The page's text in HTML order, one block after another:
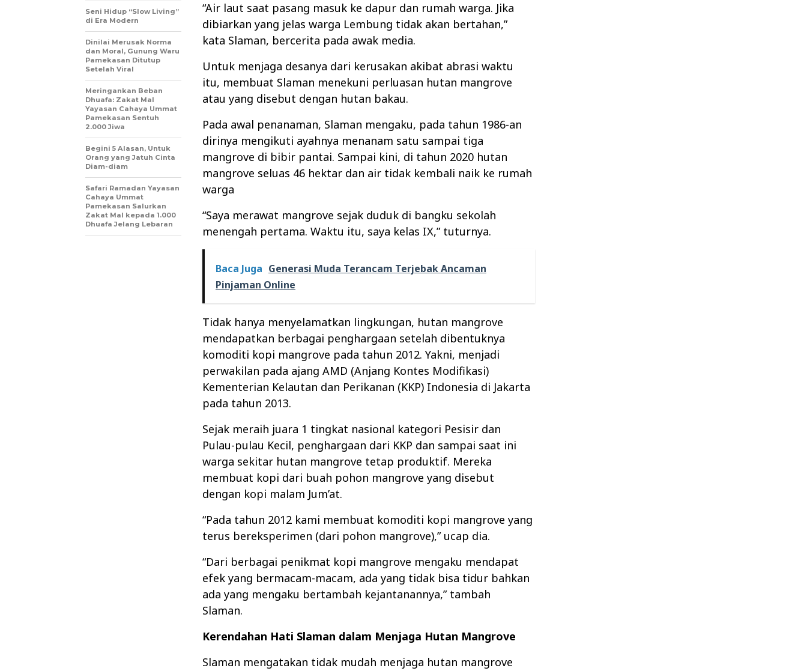
“Air laut saat pasang masuk ke dapur dan rumah warga. Jika
dibiarkan yang jelas warga Lembung tidak akan bertahan,”
kata Slaman, bercerita pada awak media.
Untuk menjaga desanya dari kerusakan akibat abrasi waktu
itu, membuat Slaman menekuni perluasan hutan mangrove
atau yang disebut dengan hutan bakau.
Pada awal penanaman, Slaman mengaku, pada tahun 1986-an
dirinya mengikuti ayahnya menanam satu sampai tiga
mangrove di bibir pantai. Sampai kini, di tahun 2020 hutan
mangrove seluas 46 hektar dan air tidak kembali naik ke rumah
warga
“Saya merawat mangrove sejak duduk di bangku sekolah
menengah pertama. Waktu itu, saya kelas IX,” tuturnya.
Baca Juga Generasi Muda Terancam Terjebak Ancaman
Pinjaman Online
Tidak hanya menyelamatkan lingkungan, hutan mangrove
mendapatkan berbagai penghargaan setelah dibentuknya
komoditi kopi mangrove pada tahun 2012. Yakni, menjadi
perwakilan pada ajang AMD (Anjang Kontes Modifikasi)
Kementerian Kelautan dan Perikanan (KKP) Indonesia di Jakarta
pada tahun 2013.
Sejak meraih juara 1 tingkat nasional kategori Pesisir dan
Pulau-pulau Kecil, penghargaan dari KKP dan sampai saat ini
warga sekitar hutan mangrove tetap produktif. Mereka
membuat kopi dari buah pohon mangrove yang disebut
dengan kopi malam Jum’at.
“Pada tahun 2012 kami membuat komoditi kopi mangrove yang
terus bereksperimen (dari pohon mangrove),” ucap dia.
“Dari berbagai penikmat kopi mangrove mengaku mendapat
efek yang bermacam-macam, ada yang tidak bisa tidur bahkan
ada yang mengaku bertambah kejantanannya,” tambah
Slaman.
Kerendahan Hati Slaman dalam Menjaga Hutan Mangrove
Slaman mengatakan tidak mudah menjaga hutan mangrove
Seni Hidup “Slow Living”
di Era Modern
Dinilai Merusak Norma
dan Moral, Gunung Waru
Pamekasan Ditutup
Setelah Viral
Meringankan Beban
Dhuafa: Zakat Mal
Yayasan Cahaya Ummat
Pamekasan Sentuh
2.000 Jiwa
Begini 5 Alasan, Untuk
Orang yang Jatuh Cinta
Diam-diam
Safari Ramadan Yayasan
Cahaya Ummat
Pamekasan Salurkan
Zakat Mal kepada 1.000
Dhuafa Jelang Lebaran